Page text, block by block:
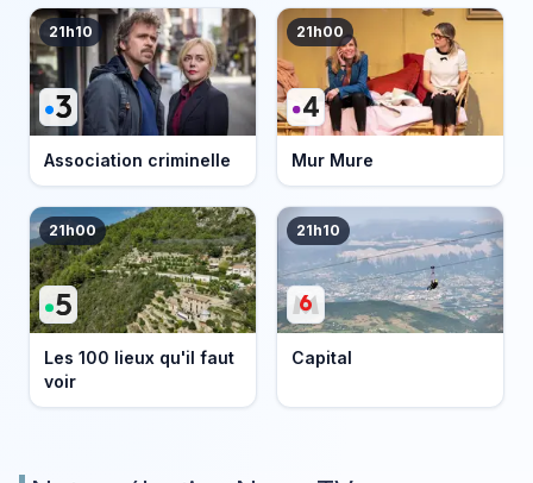
21h10
Association criminelle
21h00
Mur Mure
21h00
Les 100 lieux qu'il faut
voir
21h10
Capital